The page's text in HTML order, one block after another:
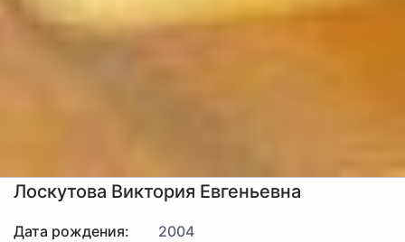
Лоскутова Виктория Евгеньевна
Дата рождения:
2004